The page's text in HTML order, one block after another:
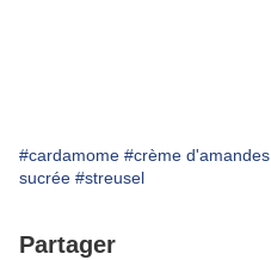
#cardamome #crème d'amandes
sucrée #streusel
Partager